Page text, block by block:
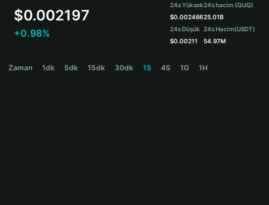
Español
Español (Argentina)
$0.002197
+0.98%
24s Yüksek
$0.002466
24s Düşük
$0.00211
24s hacim (QUQ)
25.01B
24s Hacim(USDT)
54.97M
Zaman 1dk 5dk 15dk 30dk 1S 4S 1G 1H